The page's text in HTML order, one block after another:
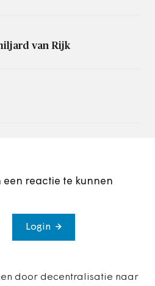
van Rijk
een reactie te kunnen
Login
door decentralisatie naar